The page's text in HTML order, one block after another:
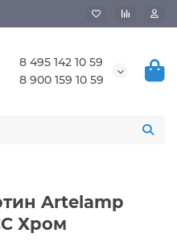
8 495 142 10 59
8 900 159 10 59
Artelamp
Хром